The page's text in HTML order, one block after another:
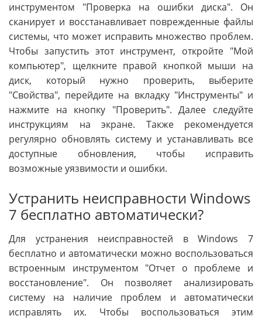
инструментом "Проверка на ошибки диска". Он
сканирует и восстанавливает поврежденные файлы
системы, что может исправить множество проблем.
Чтобы запустить этот инструмент, откройте "Мой
компьютер", щелкните правой кнопкой мыши на
диск, который нужно проверить, выберите
"Свойства", перейдите на вкладку "Инструменты" и
нажмите на кнопку "Проверить". Далее следуйте
инструкциям на экране. Также рекомендуется
регулярно обновлять систему и устанавливать все
доступные обновления, чтобы исправить
возможные уязвимости и ошибки.
Устранить неисправности Windows
7 бесплатно автоматически?
Для устранения неисправностей в Windows 7
бесплатно и автоматически можно воспользоваться
встроенным инструментом "Отчет о проблеме и
восстановление". Он позволяет анализировать
систему на наличие проблем и автоматически
исправлять их. Чтобы воспользоваться этим